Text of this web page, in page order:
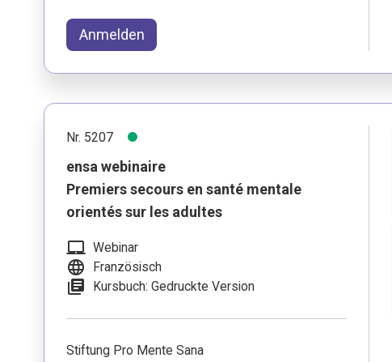
Anmelden
Nr. 5207
ensa webinaire
Premiers secours en santé mentale
orientés sur les adultes
laptop_mac Webinar
language Französisch
library_books Kursbuch: Gedruckte Version
Stiftung Pro Mente Sana